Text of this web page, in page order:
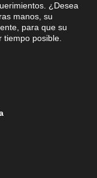
¿Desea
manos, su
para que su
posible.